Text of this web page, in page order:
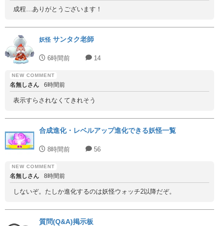
成程…ありがとうございます！
妖怪 サンタク老師
6時間前 14
名無しさん 6時間前
表示すらされなくてきれそう
合成進化・レベルアップ進化できる妖怪一覧
8時間前 56
名無しさん 8時間前
しないぞ。たしか進化するのは妖怪ウォッチ2以降だぞ。
質問(Q&A)掲示板